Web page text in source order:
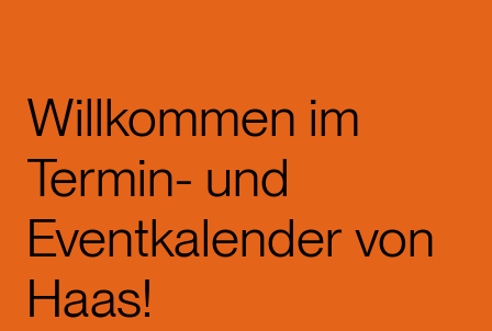
Willkommen im
Termin- und
Eventkalender von
Haas!